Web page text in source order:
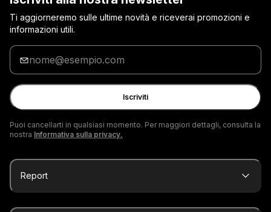
Ti aggiorneremo sulle ultime novità e riceverai promozioni e
informazioni utili.
Inserisci
tua
e-
mail
Iscriviti
Puoi cancellarti in qualsiasi momento. Per maggiori dettagli, consulta la
nostra Informativa sulla privacy.
Report